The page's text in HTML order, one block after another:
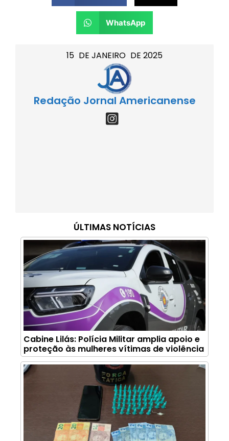
15 DE JANEIRO DE 2025
Redação Jornal Americanense
ÚLTIMAS NOTÍCIAS
Cabine Lilás: Polícia Militar amplia apoio e
proteção às mulheres vítimas de violência
WhatsApp